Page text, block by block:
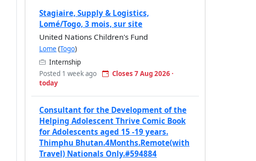
Stagiaire, Supply & Logistics,
Lomé/Togo, 3 mois, sur site
United Nations Children's Fund
Lome (Togo)
Internship
Posted 1 week ago
Closes 7 Aug 2026 ·
today
Consultant for the Development of the
Helping Adolescent Thrive Comic Book
for Adolescents aged 15 -19 years.
Thimphu Bhutan.4Months.Remote(with
Travel) Nationals Only.#594884